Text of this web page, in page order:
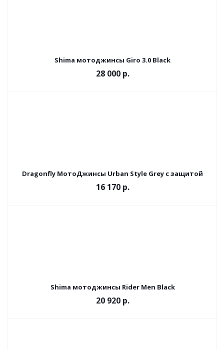
Shima мотоджинсы Giro 3.0 Black
28 000 р.
Dragonfly МотоДжинсы Urban Style Grey с защитой
16 170 р.
Shima мотоджинсы Rider Men Black
20 920 р.